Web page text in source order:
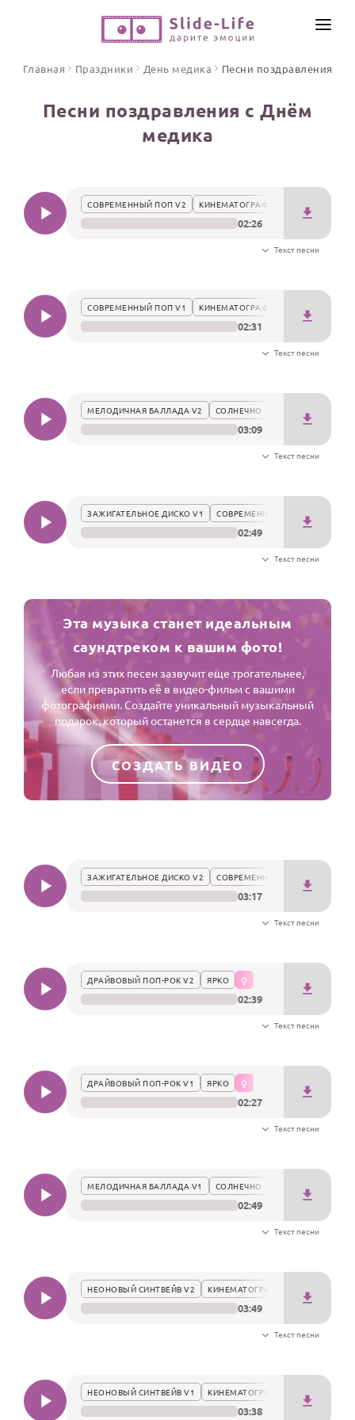
Открытки
Стихи и тексты
С Днем рождения
Юбилей
Календарь праздников
Маме
Папе
Все родственники
ПЕРСОНАЛЬНЫЕ
Пожелания
По именам
По годам
ЦЕНЫ
ОТЗЫВЫ
Главная Праздники День медика Песни поздравления
Песни поздравления с Днём
медика
СОВРЕМЕННЫЙ ПОП V2 КИНЕМАТОГРАФИЧНО
02:26
Текст песни
СОВРЕМЕННЫЙ ПОП V1 КИНЕМАТОГРАФИЧНО
02:31
Текст песни
МЕЛОДИЧНАЯ БАЛЛАДА V2 СОЛНЕЧНО
03:09
Текст песни
ЗАЖИГАТЕЛЬНОЕ ДИСКО V1 СОВРЕМЕННО
02:49
Текст песни
Эта музыка станет идеальным
саундтреком к вашим фото!
Любая из этих песен зазвучит еще трогательнее,
если превратить её в видео-фильм с вашими
фотографиями. Создайте уникальный музыкальный
подарок, который останется в сердце навсегда.
СОЗДАТЬ ВИДЕО
ЗАЖИГАТЕЛЬНОЕ ДИСКО V2 СОВРЕМЕННО
03:17
Текст песни
ДРАЙВОВЫЙ ПОП-РОК V2 ЯРКО
02:39
Текст песни
ДРАЙВОВЫЙ ПОП-РОК V1 ЯРКО
02:27
Текст песни
МЕЛОДИЧНАЯ БАЛЛАДА V1 СОЛНЕЧНО
02:49
Текст песни
НЕОНОВЫЙ СИНТВЕЙВ V2 КИНЕМАТОГРАФИЧНО
03:49
Текст песни
НЕОНОВЫЙ СИНТВЕЙВ V1 КИНЕМАТОГРАФИЧНО
03:38